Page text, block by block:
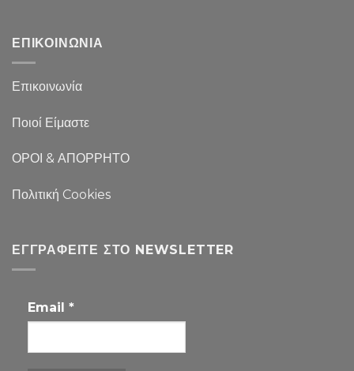
ΕΠΙΚΟΙΝΩΝΙΑ
Επικοινωνία
Ποιοί Είμαστε
ΟΡΟΙ & ΑΠΟΡΡΗΤΟ
Πολιτική Cookies
ΕΓΓΡΑΦΕΊΤΕ ΣΤΟ NEWSLETTER
Email *